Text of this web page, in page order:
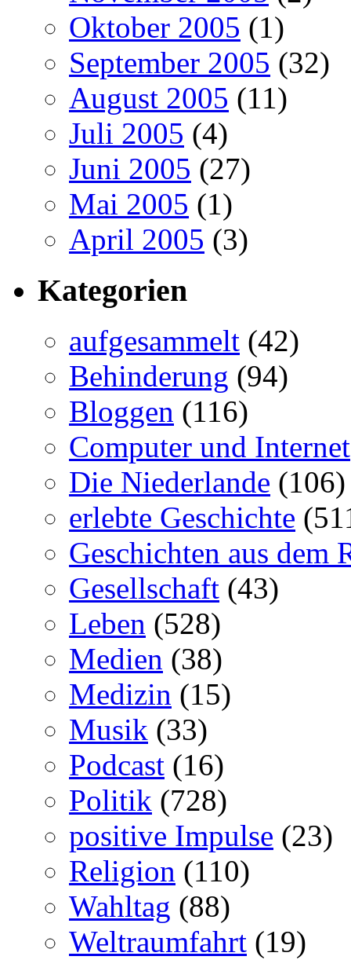
Oktober 2005 (1)
September 2005 (32)
August 2005 (11)
Juli 2005 (4)
Juni 2005 (27)
Mai 2005 (1)
April 2005 (3)
Kategorien
aufgesammelt (42)
Behinderung (94)
Bloggen (116)
Computer und Internet
Die Niederlande (106)
erlebte Geschichte
Geschichten aus dem
Gesellschaft (43)
Leben (528)
Medien (38)
Medizin (15)
Musik (33)
Podcast (16)
Politik (728)
positive Impulse (23)
Religion (110)
Wahltag (88)
Weltraumfahrt (19)